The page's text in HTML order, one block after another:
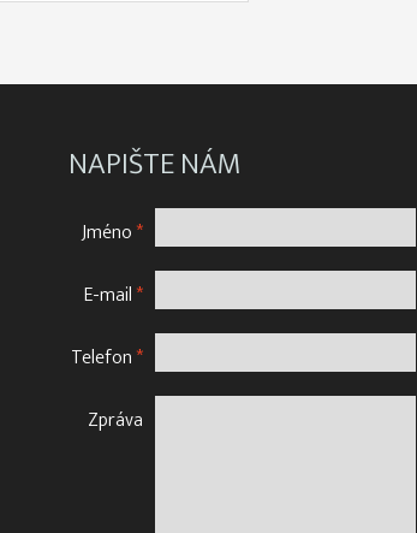
NAPIŠTE NÁM
Jméno*
E-mail*
Telefon*
Zpráva